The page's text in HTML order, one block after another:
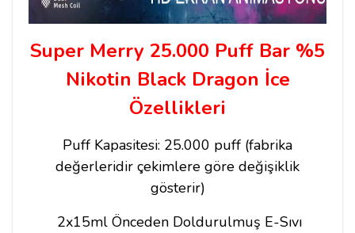
Super Merry 25.000 Puff Bar %5
Nikotin Black Dragon İce
Özellikleri
Puff Kapasitesi: 25.000 puff (fabrika
değerleridir çekimlere göre değişiklik
gösterir)
2x15ml Önceden Doldurulmuş E-Sıvı